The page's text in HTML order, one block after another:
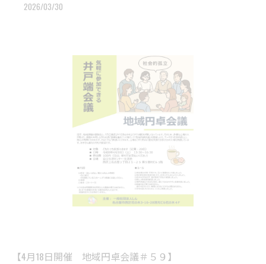
2026/03/30
【4月18日開催 地域円卓会議＃５９】